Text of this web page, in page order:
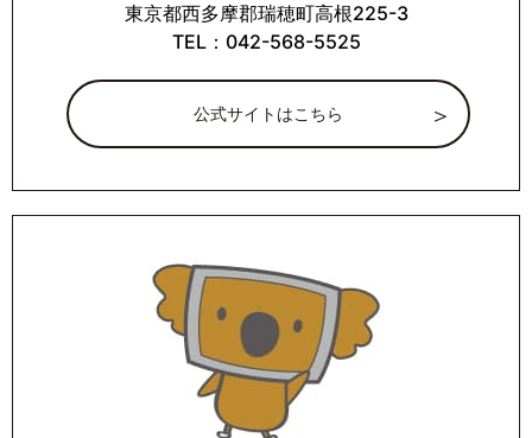
東京都西多摩郡瑞穂町高根225-3
TEL：042-568-5525
公式サイトはこちら